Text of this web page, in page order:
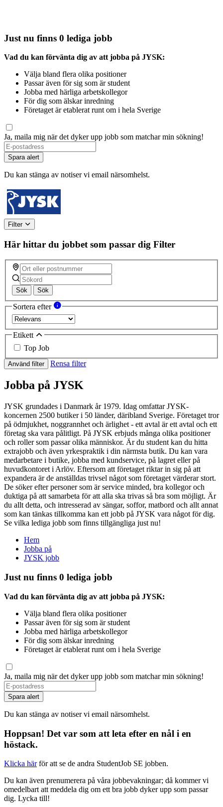
Just nu finns 0 lediga jobb
Vad du kan förvänta dig av att jobba på JYSK:
Välja bland flera olika positioner
Passar även för sig som är student
Jobba med härliga arbetskollegor
För dig som älskar inredning
Företaget är etablerat runt om i hela Sverige
Ja, maila mig när det dyker upp jobb som matchar min sökning!
Spara alert
Du kan stänga av notiser vi email närsomhelst.
Filter
Här hittar du jobbet som passar dig Filter
Sök Sök
Sortera efter
Etikett
Top Job
Använd filter Rensa filter
Jobba på JYSK
JYSK grundades i Danmark år 1979. Idag omfattar JYSK-
koncernen 2500 butiker i 50 länder, däribland Sverige. Företaget tror
på ödmjukhet, noggrannhet och ärlighet - ett avtal är ett avtal och ett
företag ska vara pålitligt. På JYSK erbjuds många olika positioner
och roller som passar olika människor. Är du student kan du hitta
extrajobb och även yrkespraktik i din närmsta butik. Du kan vara
medarbetare i butike, jobba med kundservice, på lagret eller på
huvudkontoret i Arlöv. Eftersom att företaget riktar in sig på att
expandera är de anställdas trivsel något som företaget värderar stort.
De söker efter personer som är service minded, bra kollegor och
duktiga på att samarbeta för att alla ska trivas så bra som möjligt. Är
du allt detta, och intresserad av sängar, soffor, matbord och allt annat
som kan tänkas tillkomma kan ett jobb på JYSK vara något för dig.
Se vilka lediga jobb som finns tillgängliga just nu!
Hem
Jobba på
JYSK jobb
Just nu finns 0 lediga jobb
Vad du kan förvänta dig av att jobba på JYSK:
Välja bland flera olika positioner
Passar även för sig som är student
Jobba med härliga arbetskollegor
För dig som älskar inredning
Företaget är etablerat runt om i hela Sverige
Ja, maila mig när det dyker upp jobb som matchar min sökning!
Spara alert
Du kan stänga av notiser vi email närsomhelst.
Hoppsan! Det var som att leta efter en nål i en
höstack.
Klicka härför att se de andra StudentJob SE jobben.
Du kan även prenumerera på våra jobbevakningar; då kommer vi
omedelbart att meddela dig om ett bra jobb dyker upp som passar
dig. Lycka till!